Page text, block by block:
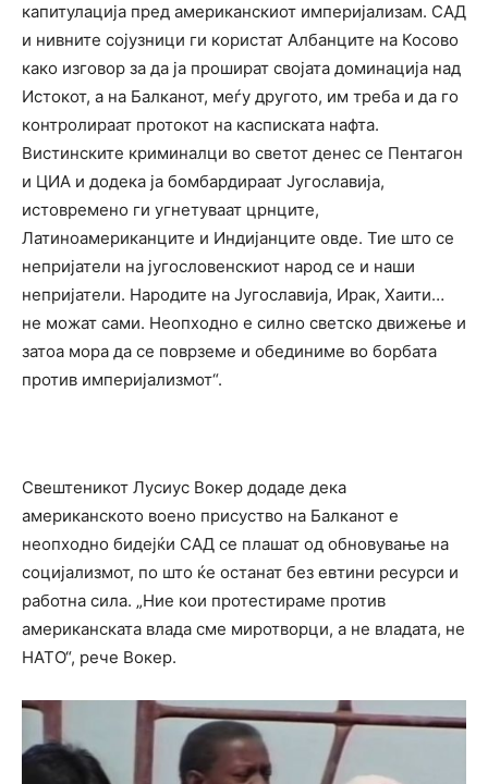
капитулација пред американскиот империјализам. САД
и нивните сојузници ги користат Албанците на Косово
како изговор за да ја прошират својата доминација над
Истокот, а на Балканот, меѓу другото, им треба и да го
контролираат протокот на касписката нафта.
Вистинските криминалци во светот денес се Пентагон
и ЦИА и додека ја бомбардираат Југославија,
истовремено ги угнетуваат црнците,
Латиноамериканците и Индијанците овде. Тие што се
непријатели на југословенскиот народ се и наши
непријатели. Народите на Југославија, Ирак, Хаити…
не можат сами. Неопходно е силно светско движење и
затоа мора да се поврземе и обединиме во борбата
против империјализмот“.
Свештеникот Лусиус Вокер додаде дека
американското воено присуство на Балканот е
неопходно бидејќи САД се плашат од обновување на
социјализмот, по што ќе останат без евтини ресурси и
работна сила. „Ние кои протестираме против
американската влада сме миротворци, а не владата, не
НАТО“, рече Вокер.